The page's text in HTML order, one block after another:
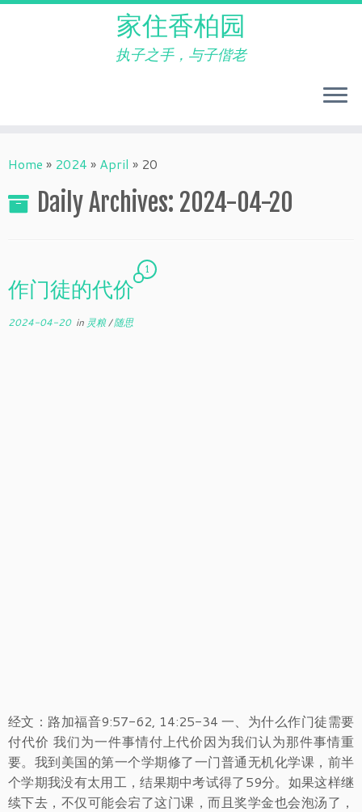
to
家住香柏园
执子之手，与子偕老
Home » 2024 » April » 20
Daily Archives: 2024-04-20
作门徒的代价
1
2024-04-20in 灵粮/随思
经文：路加福音9:57-62, 14:25-34 一、为什么作门徒需要
付代价 我们为一件事情付上代价因为我们认为那件事情重
要。我到美国的第一个学期修了一门普通无机化学课，前半
个学期我没有太用工，结果期中考试得了59分。如果这样继
续下去，不仅可能会宕了这门课，而且奖学金也会泡汤了，